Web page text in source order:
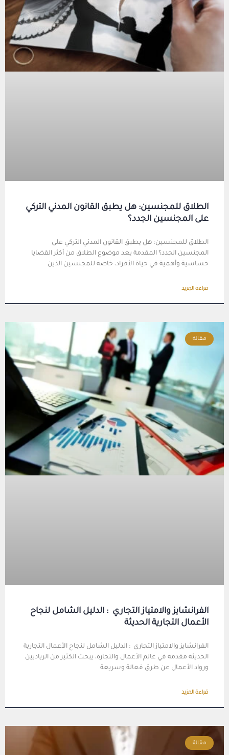
الطلاق للمجنسين: هل يطبق القانون المدني التركي
على المجنسين الجدد؟
الطلاق للمجنسين: هل يطبق القانون المدني التركي على
المجنسين الجدد؟ المقدمة يعد موضوع الطلاق من أكثر القضايا
حساسية وأهمية في حياة الأفراد، خاصة للمجنسين الذين
قراءة المزيد
مقالة
الفرانشايز والامتياز التجاري : الدليل الشامل لنجاح
الأعمال التجارية الحديثة
الفرانشايز والامتياز التجاري : الدليل الشامل لنجاح الأعمال التجارية
الحديثة مقدمة في عالم الأعمال والتجارة، يبحث الكثير من الرياديين
ورواد الأعمال عن طرق فعالة وسريعة
قراءة المزيد
مقالة